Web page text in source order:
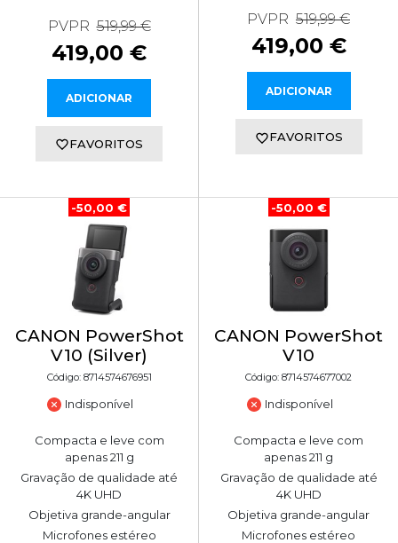
PVPR 519,99 €
419,00 €
ADICIONAR
FAVORITOS
PVPR 519,99 €
419,00 €
ADICIONAR
FAVORITOS
-50,00 €
CANON PowerShot
V10 (Silver)
Código: 8714574676951
Indisponível
Compacta e leve com
apenas 211 g
Gravação de qualidade até
4K UHD
Objetiva grande-angular
Microfones estéreo
-50,00 €
CANON PowerShot
V10
Código: 8714574677002
Indisponível
Compacta e leve com
apenas 211 g
Gravação de qualidade até
4K UHD
Objetiva grande-angular
Microfones estéreo